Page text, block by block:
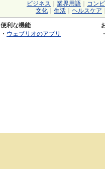
ビジネス 業界用語 コン
文化
生活 ヘルスケア
便利な機能
・ ウェブリオのアプリ
・